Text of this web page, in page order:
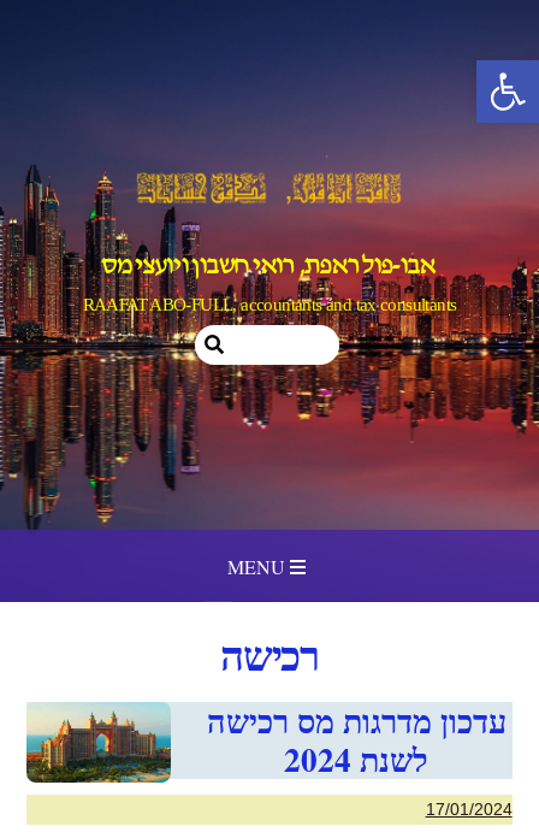
פתח סרגל נגישות
content
MENU
אבו-פול ראפת, רואי חשבון ויועצי מס
RAAFAT ABO-FULL, accountants and tax consultants
רכישה
עדכון מדרגות מס רכישה
לשנת 2024
17/01/2024